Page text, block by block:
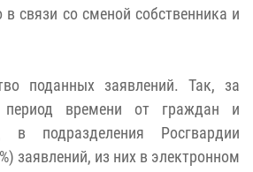
связи со сменой собственника и
поданных заявлений. Так, за
период времени от граждан и
в подразделения Росгвардии
заявлений, из них в электронном